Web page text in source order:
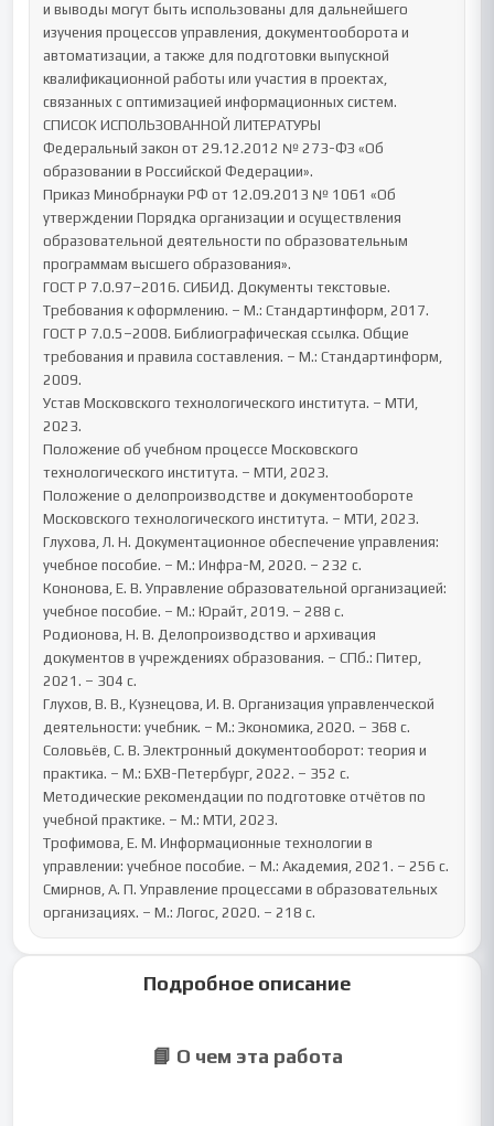
и выводы могут быть использованы для дальнейшего
изучения процессов управления, документооборота и
автоматизации, а также для подготовки выпускной
квалификационной работы или участия в проектах,
связанных с оптимизацией информационных систем.
СПИСОК ИСПОЛЬЗОВАННОЙ ЛИТЕРАТУРЫ
Федеральный закон от 29.12.2012 № 273-ФЗ «Об
образовании в Российской Федерации».
Приказ Минобрнауки РФ от 12.09.2013 № 1061 «Об
утверждении Порядка организации и осуществления
образовательной деятельности по образовательным
программам высшего образования».
ГОСТ Р 7.0.97–2016. СИБИД. Документы текстовые.
Требования к оформлению. – М.: Стандартинформ, 2017.
ГОСТ Р 7.0.5–2008. Библиографическая ссылка. Общие
требования и правила составления. – М.: Стандартинформ,
2009.
Устав Московского технологического института. – МТИ,
2023.
Положение об учебном процессе Московского
технологического института. – МТИ, 2023.
Положение о делопроизводстве и документообороте
Московского технологического института. – МТИ, 2023.
Глухова, Л. Н. Документационное обеспечение управления:
учебное пособие. – М.: Инфра-М, 2020. – 232 с.
Кононова, Е. В. Управление образовательной организацией:
учебное пособие. – М.: Юрайт, 2019. – 288 с.
Родионова, Н. В. Делопроизводство и архивация
документов в учреждениях образования. – СПб.: Питер,
2021. – 304 с.
Глухов, В. В., Кузнецова, И. В. Организация управленческой
деятельности: учебник. – М.: Экономика, 2020. – 368 с.
Соловьёв, С. В. Электронный документооборот: теория и
практика. – М.: БХВ-Петербург, 2022. – 352 с.
Методические рекомендации по подготовке отчётов по
учебной практике. – М.: МТИ, 2023.
Трофимова, Е. М. Информационные технологии в
управлении: учебное пособие. – М.: Академия, 2021. – 256 с.
Смирнов, А. П. Управление процессами в образовательных
организациях. – М.: Логос, 2020. – 218 с.
Подробное описание
📘 О чем эта работа